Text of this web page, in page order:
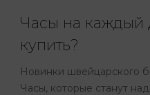
Часы на каждый
купить?
Новинки швейцарского
Часы, которые станут